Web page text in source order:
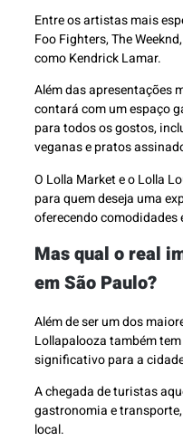
Entre os artistas mais
Foo Fighters, The
como Kendrick Lamar.
Além das apresentações
contará com um espaço
para todos os gostos,
veganas e pratos
O Lolla Market e o Lolla
para quem deseja uma
oferecendo
Mas qual o real
em São Paulo?
Além de ser um dos
Lollapalooza também
significativo para a
A chegada de turistas
gastronomia e
local.